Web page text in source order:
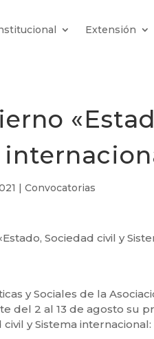
Extensión
|Convocatorias
Sociedad civil y
y Sociales de la
del 2 al 13 de agosto su
y Sistema